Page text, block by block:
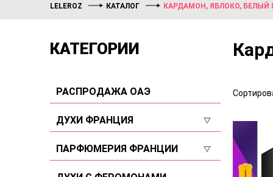
LELEROZ КАТАЛОГ КАРДАМОН, ЯБЛОКО, БЕЛЫЙ
КАТЕГОРИИ
РАСПРОДАЖА ОАЭ
ДУХИ ФРАНЦИЯ
Для женщин
ПАРФЮМЕРИЯ ФРАНЦИИ
Для женщин